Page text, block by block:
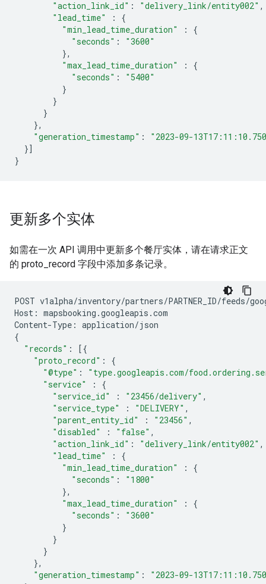
"action_link_id" : "delivery_link/entity002" ,
"lead_time"
:
{
"min_lead_time_duration"
:
{
"seconds" :
"3600"
},
"max_lead_time_duration"
:
{
"seconds" :
"5400"
}
}
}
},
"generation_timestamp" :
"2023-09-
}]
}
更新多个实体
如需在一次 API 调用中更新多个餐厅实体，请在请求正文
的 proto_record 字段中添加多条记录。
POST v1alpha/inventory/partners/PARTNER_ID/feeds/
Host : mapsbooking .googleapis .com
Content-Type : application/json
{
"records" :
[{
"proto_record" :
{
"@type" :
"type.googleapis.com/
"service"
:
{
"service_id"
: "23456/delivery" ,
"service_type"
: "DELIVERY" ,
"parent_entity_id"
: "23456" ,
"disabled"
: "false" ,
"action_link_id" : "delivery_link/entity002" ,
"lead_time"
:
{
"min_lead_time_duration"
:
{
"seconds" :
"1800"
},
"max_lead_time_duration"
:
{
"seconds" :
"3600"
}
}
}
},
"generation_timestamp" :
"2023-09-